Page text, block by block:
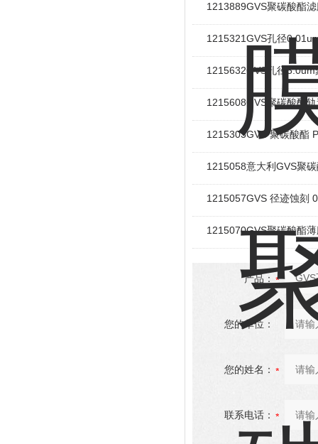
1213889GVS聚碳酸酯
1215321GVS孔径
1215632GVS孔径
1215608GVS聚碳酸酯
1215303GVS 聚碳酸酯
1215058意大利GVS聚
1215057GVS 径迹蚀刻
1215070GVS聚碳酸酯
产品：
您的单位：
您的姓名：
联系电话：